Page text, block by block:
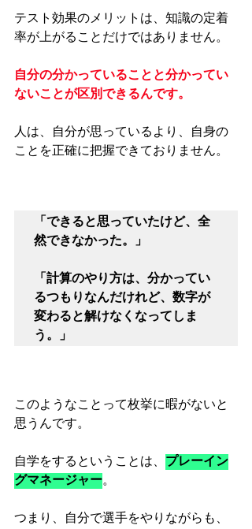
テスト効果のメリットは、知識の定着
率が上がることだけではありません。
自分の分かっていることと分かってい
ないことが区別できるんです。
人は、自分が思っているより、自身の
ことを正確に把握できておりません。
「できると思っていたけど、全
然できなかった。」
「計算のやり方は、分かってい
るつもりなんだけれど、数字が
変わると解けなくなってしま
う。」
このようなことって枚挙に暇がないと
思うんです。
自学をするということは、 プレーイン
グマネージャー。
つまり、自分で選手をやりながらも、